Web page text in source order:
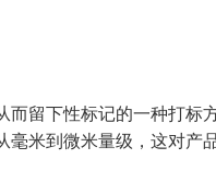
而留下性标记的一种打标
毫米到微米量级，这对产